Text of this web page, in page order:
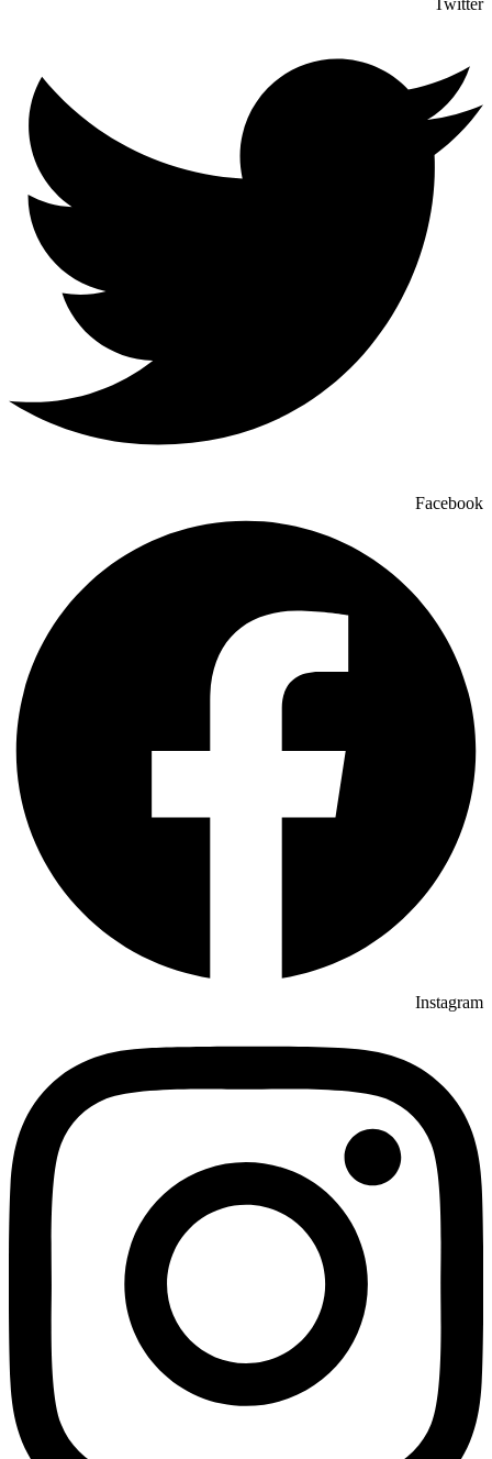
Twitter
Facebook
Instagram